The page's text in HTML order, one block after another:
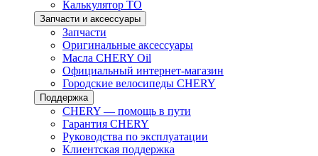
Калькулятор ТО
Запчасти и аксессуары
Запчасти
Оригинальные аксессуары
Масла CHERY Oil
Официальный интернет-магазин
Городские велосипеды CHERY
Поддержка
CHERY — помощь в пути
Гарантия CHERY
Руководства по эксплуатации
Клиентская поддержка